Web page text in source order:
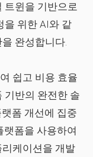
트윈을 기반으로
을 위한 AI와 같
완성합니다.
쉽고 비용 효율
기반의 완전한 솔
폼 개선에 집중
랫폼을 사용하여
케이션을 개발